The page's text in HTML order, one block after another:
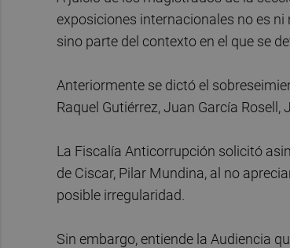
exposiciones internacionales no es
sino parte del contexto en el que se
Anteriormente se dictó el
Raquel Gutiérrez, Juan García
La Fiscalía Anticorrupción solicitó
de Ciscar, Pilar Mundina, al no
posible irregularidad.
Sin embargo, entiende la Audiencia